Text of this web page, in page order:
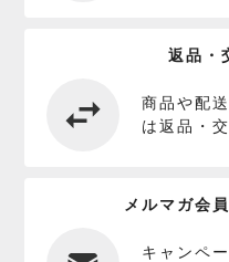
返品・
商品や配
は返品・
メルマガ会
キャンペ